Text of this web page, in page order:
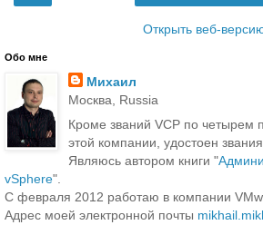
Открыть веб-
Обо мне
Михаил
Москва, Russia
Кроме званий VCP по четырем
этой компании, удостоен
Являюсь автором книги "
vSphere".
С февраля 2012 работаю в компании
Адрес моей электронной почты